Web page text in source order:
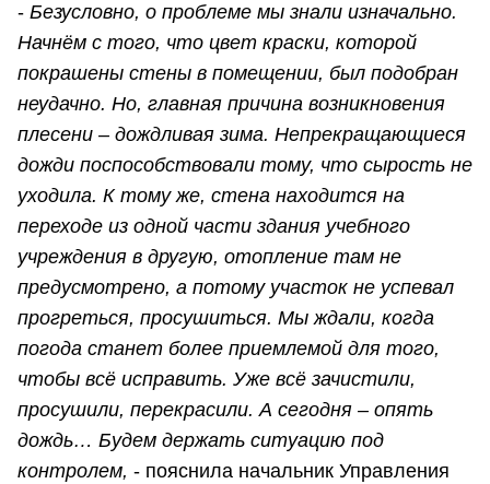
- Безусловно, о проблеме мы знали изначально.
Начнём с того, что цвет краски, которой
покрашены стены в помещении, был подобран
неудачно. Но, главная причина возникновения
плесени – дождливая зима. Непрекращающиеся
дожди поспособствовали тому, что сырость не
уходила. К тому же, стена находится на
переходе из одной части здания учебного
учреждения в другую, отопление там не
предусмотрено, а потому участок не успевал
прогреться, просушиться. Мы ждали, когда
погода станет более приемлемой для того,
чтобы всё исправить. Уже всё зачистили,
просушили, перекрасили. А сегодня – опять
дождь… Будем держать ситуацию под
контролем, - пояснила начальник Управления